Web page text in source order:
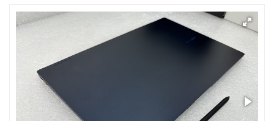
Samsung Galaxy Book Pro 360 NP950QDB i7 1165G7 15.6-Inch
FHD cảm ứng x360